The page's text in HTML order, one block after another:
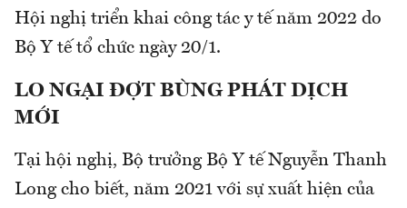
Hội nghị triển khai công tác y tế năm 2022 do
Bộ Y tế tổ chức ngày 20/1.
LO NGẠI ĐỢT BÙNG PHÁT DỊCH
MỚI
Tại hội nghị, Bộ trưởng Bộ Y tế Nguyễn Thanh
Long cho biết, năm 2021 với sự xuất hiện của